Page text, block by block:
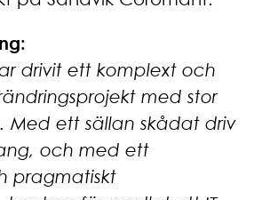
drivit ett komplext och
med stor
Med ett sällan skådat driv
och med ett
pragmatiskt